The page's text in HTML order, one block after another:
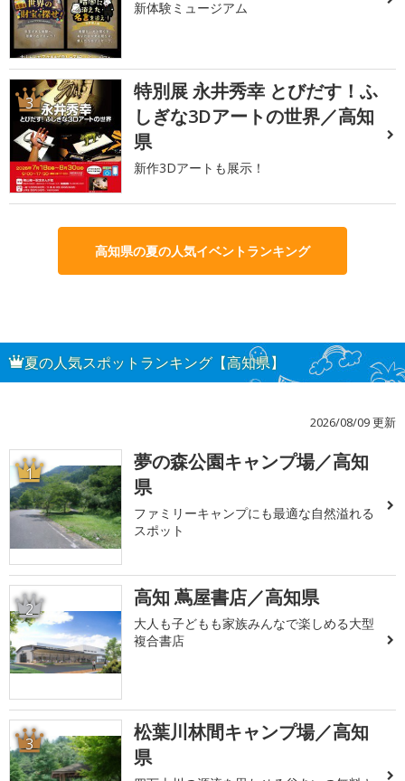
新体験ミュージアム
3
特別展 永井秀幸 とびだす！ふ
しぎな3Dアートの世界／高知
県
新作3Dアートも展示！
高知県の夏の人気イベントランキング
夏の人気スポットランキング【高知県】
2026/08/09 更新
1
夢の森公園キャンプ場／高知
県
ファミリーキャンプにも最適な自然溢れる
スポット
2 高知 蔦屋書店／高知県
大人も子どもも家族みんなで楽しめる大型
複合書店
3
松葉川林間キャンプ場／高知
県